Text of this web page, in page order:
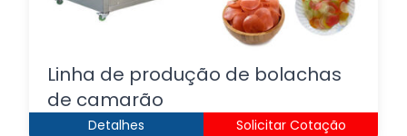
Linha de produção de bolachas
de camarão
Detalhes Solicitar Cotação